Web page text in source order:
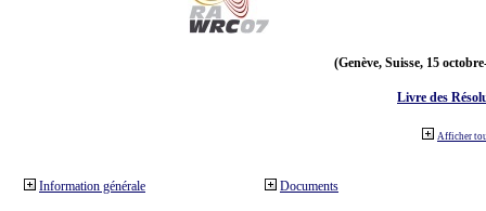
(Genève, Suisse, 15
Livre des
Afficher
Information générale Documents